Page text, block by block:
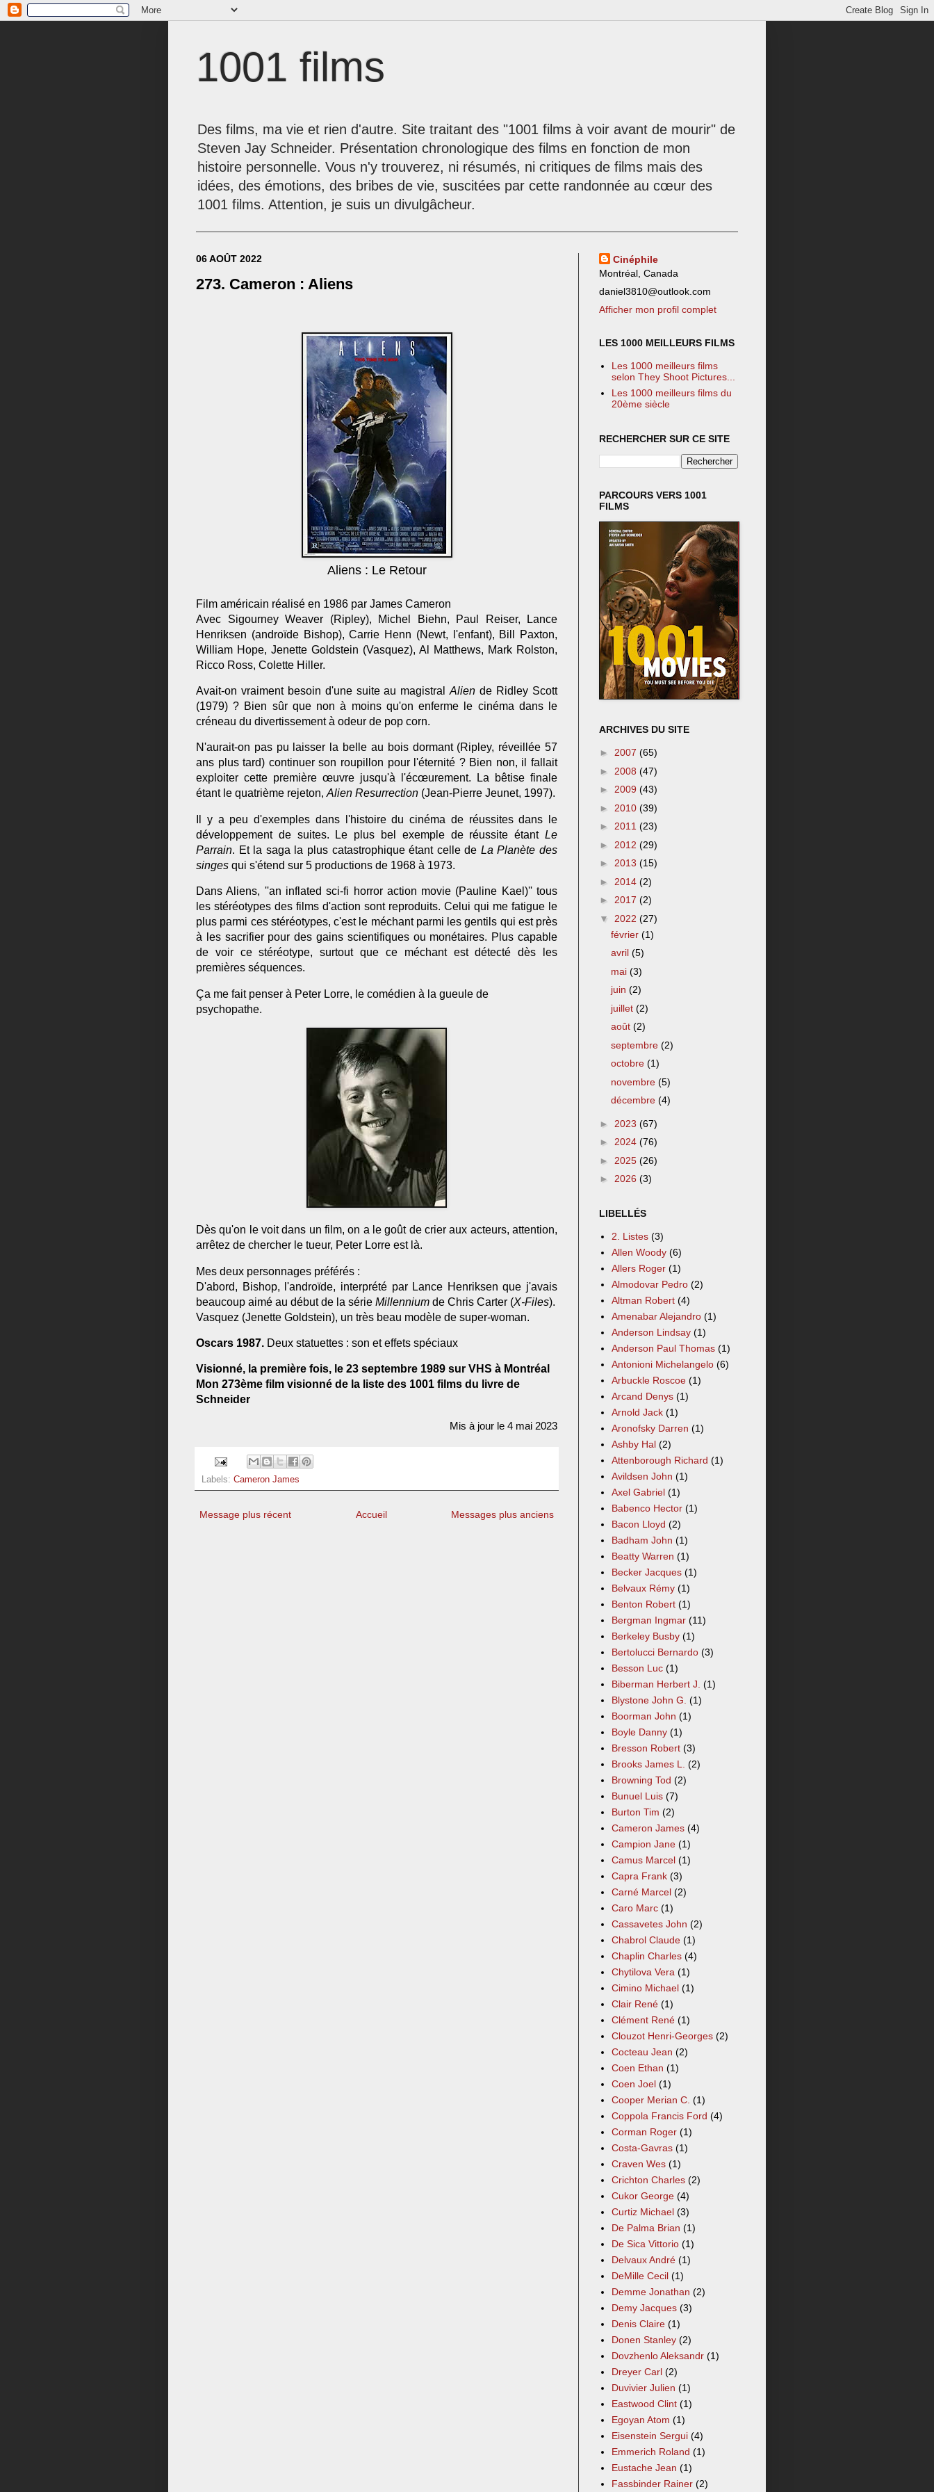
1001 films
Des films, ma vie et rien d'autre. Site traitant des "1001 films à voir avant de mourir" de
Steven Jay Schneider. Présentation chronologique des films en fonction de mon
histoire personnelle. Vous n'y trouverez, ni résumés, ni critiques de films mais des
idées, des émotions, des bribes de vie, suscitées par cette randonnée au cœur des
1001 films. Attention, je suis un divulgâcheur.
06 AOÛT 2022
273. Cameron : Aliens
Aliens : Le Retour
Film américain réalisé en 1986 par James Cameron
Avec Sigourney Weaver (Ripley), Michel Biehn, Paul Reiser, Lance
Henriksen (androïde Bishop), Carrie Henn (Newt, l'enfant), Bill Paxton,
William Hope, Jenette Goldstein (Vasquez), Al Matthews, Mark Rolston,
Ricco Ross, Colette Hiller.
Avait-on vraiment besoin d'une suite au magistralAliende Ridley Scott
(1979) ? Bien sûr que non à moins qu'on enferme le cinéma dans le
créneau du divertissement à odeur de pop corn.
N'aurait-on pas pu laisser la belle au bois dormant (Ripley, réveillée 57
ans plus tard) continuer son roupillon pour l'éternité ? Bien non, il fallait
exploiter cette première œuvre jusqu'à l'écœurement. La bêtise finale
étant le quatrième rejeton, Alien Resurrection (Jean-Pierre Jeunet, 1997).
Il y a peu d'exemples dans l'histoire du cinéma de réussites dans le
développement de suites. Le plus bel exemple de réussite étantLe
Parrain. Et la saga la plus catastrophique étant celle de La Planète des
singes qui s'étend sur 5 productions de 1968 à 1973.
Dans Aliens, ''an inflated sci-fi horror action movie (Pauline Kael)'' tous
les stéréotypes des films d'action sont reproduits. Celui qui me fatigue le
plus parmi ces stéréotypes, c'est le méchant parmi les gentils qui est près
à les sacrifier pour des gains scientifiques ou monétaires. Plus capable
de voir ce stéréotype, surtout que ce méchant est détecté dès les
premières séquences.
Ça me fait penser à Peter Lorre, le comédien à la gueule de
psychopathe.
Dès qu'on le voit dans un film, on a le goût de crier aux acteurs, attention,
arrêtez de chercher le tueur, Peter Lorre est là.
Mes deux personnages préférés :
D'abord, Bishop, l'androïde, interprété par Lance Henriksen que j'avais
beaucoup aimé au début de la série Millennium de Chris Carter (X-Files).
Vasquez (Jenette Goldstein), un très beau modèle de super-woman.
Oscars 1987. Deux statuettes : son et effets spéciaux
Visionné, la première fois, le 23 septembre 1989 sur VHS à Montréal
Mon 273ème film visionné de la liste des 1001 films du livre de
Schneider
Mis à jour le 4 mai 2023
Labels: Cameron James
Message plus récent Messages plus anciens
Accueil
Cinéphile
Montréal, Canada
daniel3810@outlook.com
Afficher mon profil complet
LES 1000 MEILLEURS FILMS
Les 1000 meilleurs films
selon They Shoot Pictures...
Les 1000 meilleurs films du
20ème siècle
RECHERCHER SUR CE SITE
PARCOURS VERS 1001
FILMS
ARCHIVES DU SITE
► 2007 (65)
► 2008 (47)
► 2009 (43)
► 2010 (39)
► 2011 (23)
► 2012 (29)
► 2013 (15)
► 2014 (2)
► 2017 (2)
▼ 2022 (27)
février (1)
avril (5)
mai (3)
juin (2)
juillet (2)
août (2)
septembre (2)
octobre (1)
novembre (5)
décembre (4)
► 2023 (67)
► 2024 (76)
► 2025 (26)
► 2026 (3)
LIBELLÉS
2. Listes (3)
Allen Woody (6)
Allers Roger (1)
Almodovar Pedro (2)
Altman Robert (4)
Amenabar Alejandro (1)
Anderson Lindsay (1)
Anderson Paul Thomas (1)
Antonioni Michelangelo (6)
Arbuckle Roscoe (1)
Arcand Denys (1)
Arnold Jack (1)
Aronofsky Darren (1)
Ashby Hal (2)
Attenborough Richard (1)
Avildsen John (1)
Axel Gabriel (1)
Babenco Hector (1)
Bacon Lloyd (2)
Badham John (1)
Beatty Warren (1)
Becker Jacques (1)
Belvaux Rémy (1)
Benton Robert (1)
Bergman Ingmar (11)
Berkeley Busby (1)
Bertolucci Bernardo (3)
Besson Luc (1)
Biberman Herbert J. (1)
Blystone John G. (1)
Boorman John (1)
Boyle Danny (1)
Bresson Robert (3)
Brooks James L. (2)
Browning Tod (2)
Bunuel Luis (7)
Burton Tim (2)
Cameron James (4)
Campion Jane (1)
Camus Marcel (1)
Capra Frank (3)
Carné Marcel (2)
Caro Marc (1)
Cassavetes John (2)
Chabrol Claude (1)
Chaplin Charles (4)
Chytilova Vera (1)
Cimino Michael (1)
Clair René (1)
Clément René (1)
Clouzot Henri-Georges (2)
Cocteau Jean (2)
Coen Ethan (1)
Coen Joel (1)
Cooper Merian C. (1)
Coppola Francis Ford (4)
Corman Roger (1)
Costa-Gavras (1)
Craven Wes (1)
Crichton Charles (2)
Cukor George (4)
Curtiz Michael (3)
De Palma Brian (1)
De Sica Vittorio (1)
Delvaux André (1)
DeMille Cecil (1)
Demme Jonathan (2)
Demy Jacques (3)
Denis Claire (1)
Donen Stanley (2)
Dovzhenlo Aleksandr (1)
Dreyer Carl (2)
Duvivier Julien (1)
Eastwood Clint (1)
Egoyan Atom (1)
Eisenstein Sergui (4)
Emmerich Roland (1)
Eustache Jean (1)
Fassbinder Rainer (2)